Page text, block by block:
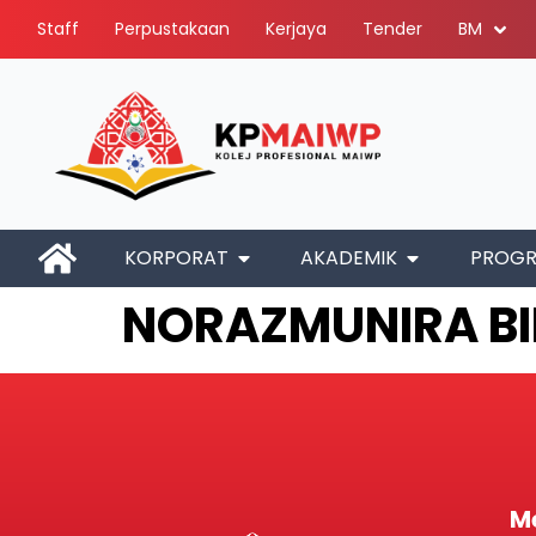
Staff Perpustakaan Kerjaya Tender BM
KORPORAT AKADEMIK
NORAZMUNIRA